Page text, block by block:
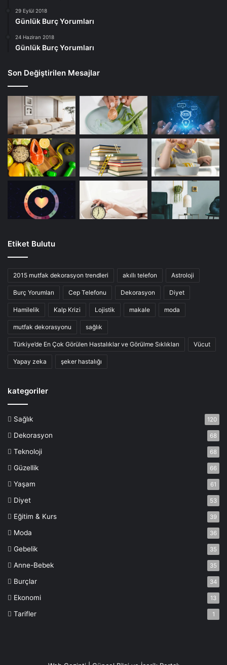
29 Eylül 2018
Günlük Burç Yorumları
24 Haziran 2018
Günlük Burç Yorumları
Son Değiştirilen Mesajlar
Etiket Bulutu
2015 mutfak dekorasyon trendleri akıllı telefon Astroloji
Burç Yorumları Cep Telefonu Dekorasyon Diyet
Hamilelik Kalp Krizi Lojistik makale moda
mutfak dekorasyonu sağlık
Türkiye’de En Çok Görülen Hastalıklar ve Görülme Sıklıkları Vücut
Yapay zeka şeker hastalığı
kategoriler
Sağlık 120
Dekorasyon 68
Teknoloji 68
Güzellik 66
Yaşam 61
Diyet 53
Eğitim & Kurs 39
Moda 36
Gebelik 35
Anne-Bebek 35
Burçlar 34
Ekonomi 13
Tarifler 1